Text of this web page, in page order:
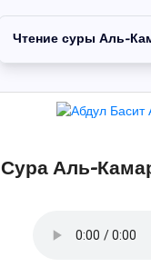
Чтение суры Аль-
Сура Аль-